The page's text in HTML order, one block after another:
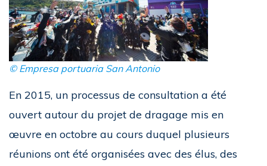
© Empresa portuaria San Antonio
En 2015, un processus de consultation a été
ouvert autour du projet de dragage mis en
œuvre en octobre au cours duquel plusieurs
réunions ont été organisées avec des élus, des